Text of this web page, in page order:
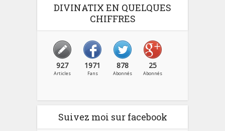
DIVINATIX EN QUELQUES
CHIFFRES
927
Articles
1971
Fans
878
Abonnés
25
Abonnés
Suivez moi sur facebook